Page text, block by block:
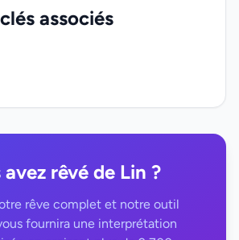
associés
avez rêvé de Lin ?
rêve complet et notre outil
fournira une interprétation